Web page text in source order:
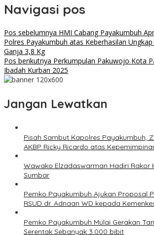
Navigasi pos
Pos sebelumnya HMI Cabang Payakumbuh
Polres Payakumbuh atas Keberhasilan
Ganja 3,8 Kg
Pos berikutnya Perkumpulan Pakuwojo Kota
Ibadah Kurban 2025
Jangan Lewatkan
Pisah Sambut Kapolres Payakumbuh,
AKBP Ricky Ricardo atas
Wawako Elzadaswarman Hadiri Rakor
Sumbar
Pemko Payakumbuh Ajukan Proposal
RSUD dr. Adnaan WD kepada
Pemko Payakumbuh Mulai Gerakan
Serentak Sebanyak 3.000 bibit